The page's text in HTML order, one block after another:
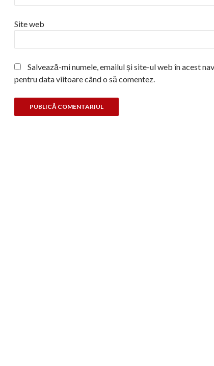
Site web
Salvează-mi numele, emailul și site-ul web în acest
pentru data viitoare când o să comentez.